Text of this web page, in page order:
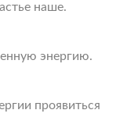
наше.
энергию.
проявиться